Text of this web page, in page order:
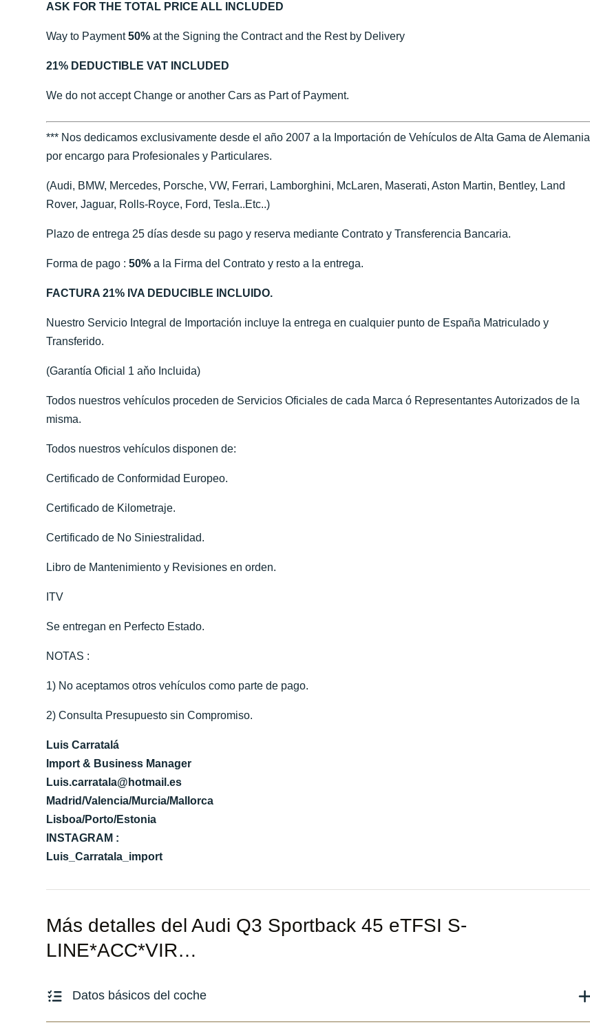
ASK FOR THE TOTAL PRICE ALL INCLUDED
Way to Payment50% at the Signing the Contract and the Rest by Delivery
21% DEDUCTIBLE VAT INCLUDED
We do not accept Change or another Cars as Part of Payment.
*** Nos dedicamos exclusivamente desde el año 2007 a la Importación de Vehículos de Alta Gama de Alemania
por encargo para Profesionales y Particulares.
(Audi, BMW, Mercedes, Porsche, VW, Ferrari, Lamborghini, McLaren, Maserati, Aston Martin, Bentley, Land
Rover, Jaguar, Rolls-Royce, Ford, Tesla..Etc..)
Plazo de entrega 25 días desde su pago y reserva mediante Contrato y Transferencia Bancaria.
Forma de pago :50% a la Firma del Contrato y resto a la entrega.
FACTURA 21% IVA DEDUCIBLE INCLUIDO.
Nuestro Servicio Integral de Importación incluye la entrega en cualquier punto de España Matriculado y
Transferido.
(Garantía Oficial 1 aňo Incluida)
Todos nuestros vehículos proceden de Servicios Oficiales de cada Marca ó Representantes Autorizados de la
misma.
Todos nuestros vehículos disponen de:
Certificado de Conformidad Europeo.
Certificado de Kilometraje.
Certificado de No Siniestralidad.
Libro de Mantenimiento y Revisiones en orden.
ITV
Se entregan en Perfecto Estado.
NOTAS :
1) No aceptamos otros vehículos como parte de pago.
2) Consulta Presupuesto sin Compromiso.
Luis Carratalá
Import & Business Manager
Luis.carratala@hotmail.es
Madrid/Valencia/Murcia/Mallorca
Lisboa/Porto/Estonia
INSTAGRAM :
Luis_Carratala_import
Más detalles del Audi Q3 Sportback 45 eTFSI S-
LINE*ACC*VIR…
Datos básicos del coche